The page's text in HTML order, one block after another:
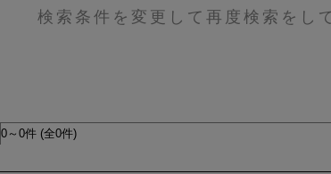
検索条件を変更して再度検索をし
0～0件 (全0件)